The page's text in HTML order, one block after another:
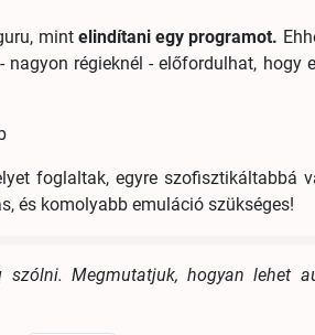
mint elindítani egy programot.
nagyon régieknél - előfordulhat, hogy
foglaltak, egyre szofisztikáltabbá
és komolyabb emuláció szükséges!
Megmutatjuk, hogyan lehet